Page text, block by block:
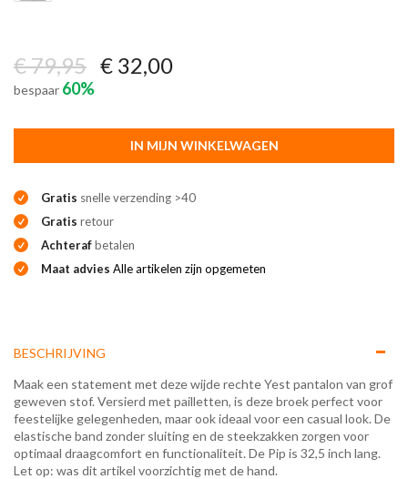
€ 79,95 € 32,00
bespaar 60%
IN MIJN WINKELWAGEN
Gratis snelle verzending >40
Gratis retour
Achterafbetalen
Maat advies Alle artikelen zijn opgemeten
BESCHRIJVING
Maak een statement met deze wijde rechte Yest pantalon van grof
geweven stof. Versierd met pailletten, is deze broek perfect voor
feestelijke gelegenheden, maar ook ideaal voor een casual look. De
elastische band zonder sluiting en de steekzakken zorgen voor
optimaal draagcomfort en functionaliteit. De Pip is 32,5 inch lang.
Let op: was dit artikel voorzichtig met de hand.